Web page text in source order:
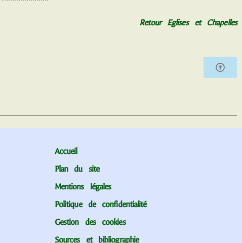
Retour Eglises et Chapelles
Accueil
Plan du site
Mentions légales
Politique de confidentialité
Gestion des cookies
Sources et bibliographie